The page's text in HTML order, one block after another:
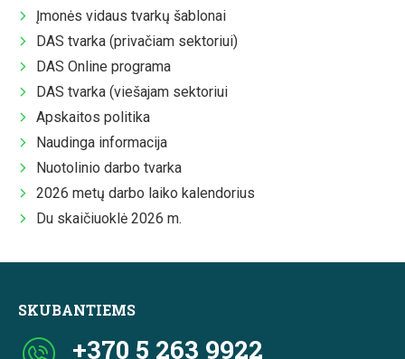
Įmonės vidaus tvarkų šablonai
DAS tvarka (privačiam sektoriui)
DAS Online programa
DAS tvarka (viešajam sektoriui
Apskaitos politika
Naudinga informacija
Nuotolinio darbo tvarka
2026 metų darbo laiko kalendorius
Du skaičiuoklė 2026 m.
SKUBANTIEMS
+370 5 263 9922